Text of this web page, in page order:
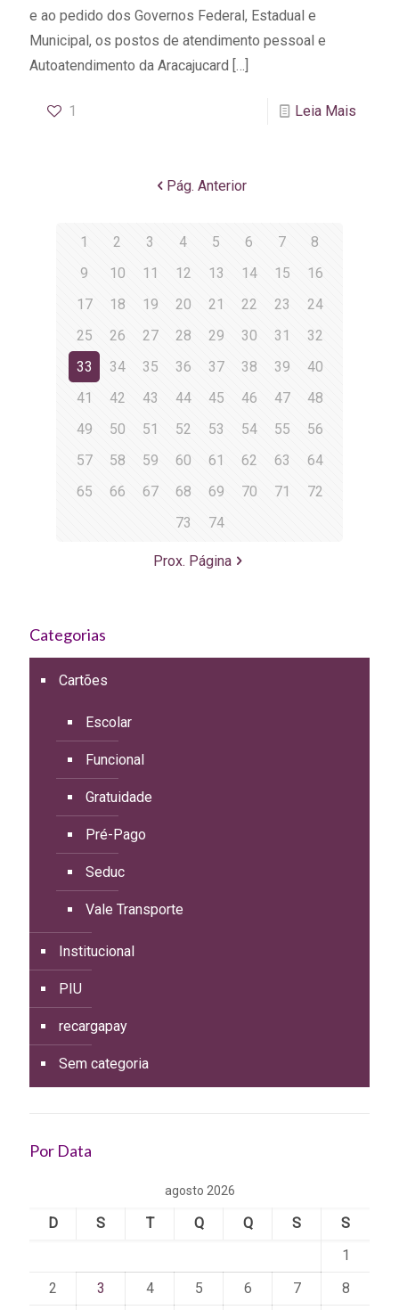
e ao pedido dos Governos Federal, Estadual e
Municipal, os postos de atendimento pessoal e
Autoatendimento da Aracajucard […]
1 Leia Mais
Pág. Anterior
1 2 3 4 5 6 7
8
9
10 11 12 13 14 15
16
17
18 19 20 21 22 23
24
25
26 27 28 29 30 31
32
33
34 35 36 37 38 39
40
41
42 43 44 45 46 47
48
49
50 51 52 53 54 55
56
57
58 59 60 61 62 63
64
65
66 67 68 69 70 71
72
73
74
Prox. Página
Categorias
Cartões
Escolar
Funcional
Gratuidade
Pré-Pago
Seduc
Vale Transporte
Institucional
PIU
recargapay
Sem categoria
Por Data
agosto 2026
D S T Q Q S
S
1
2
3 4 5 6 7
8